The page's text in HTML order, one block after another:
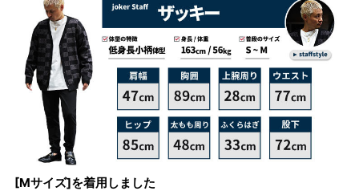
[Mサイズ]を着用しました